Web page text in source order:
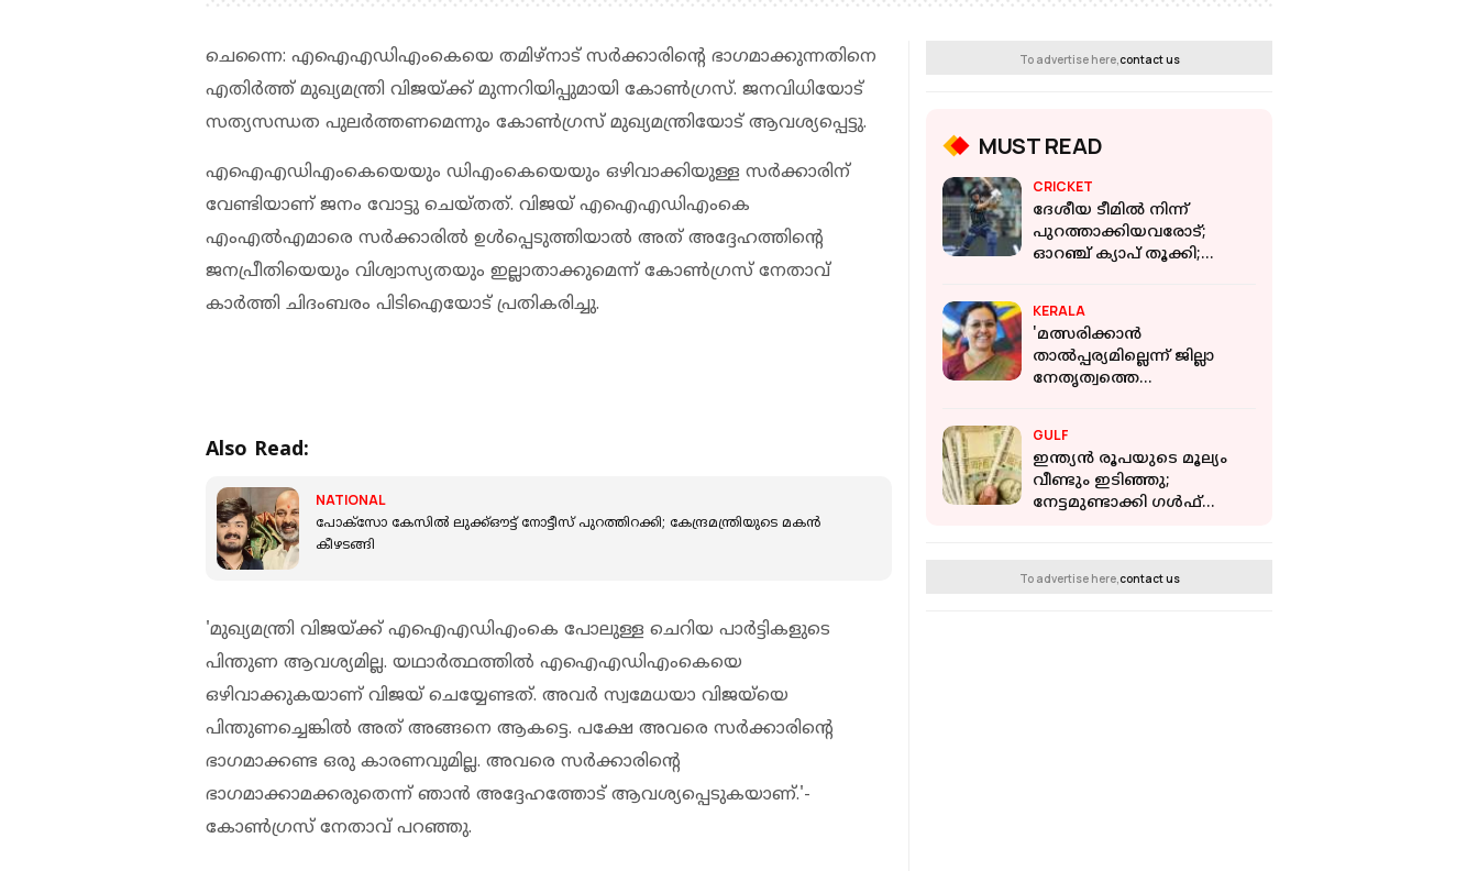
ചെന്നൈ: എഐഎഡിഎംകെയെ തമിഴ്‌നാട് സര്‍ക്കാരിന്റെ ഭാഗമാക്കുന്നതിനെ
എതിര്‍ത്ത് മുഖ്യമന്ത്രി വിജയ്ക്ക് മുന്നറിയിപ്പുമായി കോണ്‍ഗ്രസ്. ജനവിധിയോട്
സത്യസന്ധത പുലര്‍ത്തണമെന്നും കോണ്‍ഗ്രസ് മുഖ്യമന്ത്രിയോട് ആവശ്യപ്പെട്ടു.
എഐഎഡിഎംകെയെയും ഡിഎംകെയെയും ഒഴിവാക്കിയുള്ള സര്‍ക്കാരിന്
വേണ്ടിയാണ് ജനം വോട്ടു ചെയ്തത്. വിജയ് എഐഎഡിഎംകെ
എംഎല്‍എമാരെ സര്‍ക്കാരില്‍ ഉള്‍പ്പെടുത്തിയാല്‍ അത് അദ്ദേഹത്തിന്റെ
ജനപ്രീതിയെയും വിശ്വാസ്യതയും ഇല്ലാതാക്കുമെന്ന് കോണ്‍ഗ്രസ് നേതാവ്
കാര്‍ത്തി ചിദംബരം പിടിഐയോട് പ്രതികരിച്ചു.
Also Read:
NATIONAL
പോക്‌സോ കേസില്‍ ലുക്ക്ഔട്ട് നോട്ടീസ് പുറത്തിറക്കി; കേന്ദ്രമന്ത്രിയുടെ മകന്‍
കീഴടങ്ങി
'മുഖ്യമന്ത്രി വിജയ്ക്ക് എഐഎഡിഎംകെ പോലുള്ള ചെറിയ പാര്‍ട്ടികളുടെ
പിന്തുണ ആവശ്യമില്ല. യഥാര്‍ത്ഥത്തില്‍ എഐഎഡിഎംകെയെ
ഒഴിവാക്കുകയാണ് വിജയ് ചെയ്യേണ്ടത്. അവര്‍ സ്വമേധയാ വിജയ്‌യെ
പിന്തുണച്ചെങ്കില്‍ അത് അങ്ങനെ ആകട്ടെ. പക്ഷേ അവരെ സര്‍ക്കാരിന്റെ
ഭാഗമാക്കണ്ട ഒരു കാരണവുമില്ല. അവരെ സര്‍ക്കാരിന്റെ
ഭാഗമാക്കാമക്കരുതെന്ന് ഞാന്‍ അദ്ദേഹത്തോട് ആവശ്യപ്പെടുകയാണ്.'-
കോണ്‍ഗ്രസ് നേതാവ് പറഞ്ഞു.
To advertise here, contact us
MUST READ
CRICKET
ദേശീയ ടീമിൽ നിന്ന്
പുറത്താക്കിയവരോട്;
ഓറഞ്ച് ക്യാപ് തൂക്കി;
KERALA
'മത്സരിക്കാന്‍
താല്‍പ്പര്യമില്ലെന്ന് ജില്ലാ
നേതൃത്വത്തെ
ജോര്‍ജ്
GULF
ഇന്ത്യൻ രൂപയുടെ മൂല്യം
വീണ്ടും ഇടിഞ്ഞു;
നേട്ടമുണ്ടാക്കി ​ഗൾഫ്
To advertise here, contact us